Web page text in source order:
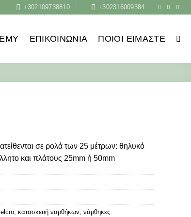
+302109738810 +302316009384
ΕΠΙΚΟΙΝΩΝΙΑ ΠΟΙΟΙ ΕΊΜΑΣΤΕ
σε ρολά των 25 μέτρων: θηλυκό
και πλάτους 25mm ή 50mm
κατασκευή ναρθήκων νάρθηκες